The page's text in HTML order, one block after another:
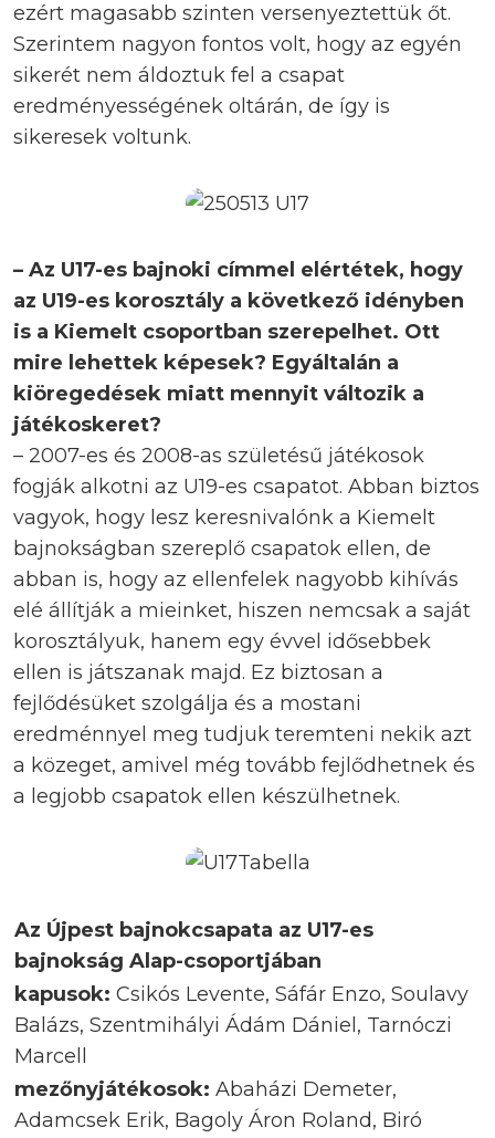
ezért magasabb szinten versenyeztettük őt.
Szerintem nagyon fontos volt, hogy az egyén
sikerét nem áldoztuk fel a csapat
eredményességének oltárán, de így is
sikeresek voltunk.
– Az U17-es bajnoki címmel elértétek, hogy
az U19-es korosztály a következő idényben
is a Kiemelt csoportban szerepelhet. Ott
mire lehettek képesek? Egyáltalán a
kiöregedések miatt mennyit változik a
játékoskeret?
– 2007-es és 2008-as születésű játékosok
fogják alkotni az U19-es csapatot. Abban biztos
vagyok, hogy lesz keresnivalónk a Kiemelt
bajnokságban szereplő csapatok ellen, de
abban is, hogy az ellenfelek nagyobb kihívás
elé állítják a mieinket, hiszen nemcsak a saját
korosztályuk, hanem egy évvel idősebbek
ellen is játszanak majd. Ez biztosan a
fejlődésüket szolgálja és a mostani
eredménnyel meg tudjuk teremteni nekik azt
a közeget, amivel még tovább fejlődhetnek és
a legjobb csapatok ellen készülhetnek.
Az Újpest bajnokcsapata az U17-es
bajnokság Alap-csoportjában
kapusok: Csikós Levente, Sáfár Enzo, Soulavy
Balázs, Szentmihályi Ádám Dániel, Tarnóczi
Marcell
mezőnyjátékosok: Abaházi Demeter,
Adamcsek Erik, Bagoly Áron Roland, Biró